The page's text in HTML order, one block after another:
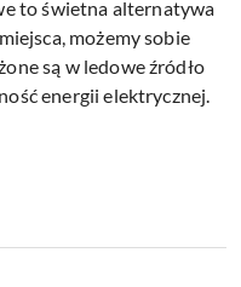
to świetna alternatywa
możemy sobie
są w ledowe źródło
energii elektrycznej.